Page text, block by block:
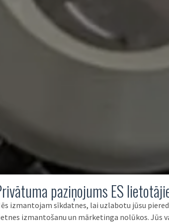
paziņojums ES
izmantojam sīkdatnes, lai uzlabotu jūsu
izmantošanu un mārketinga nolūkos. Jūs